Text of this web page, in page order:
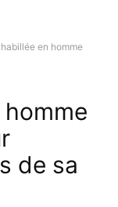
habillée en homme
homme
de sa